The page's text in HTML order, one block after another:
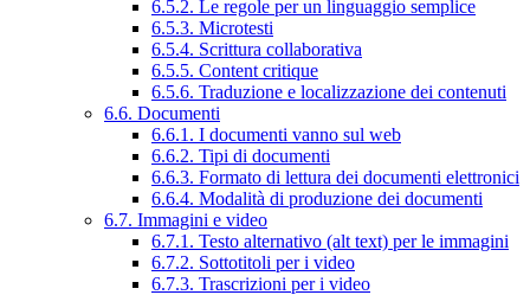
6.5.2. Le regole per un linguaggio semplice
6.5.3. Microtesti
6.5.4. Scrittura collaborativa
6.5.5. Content critique
6.5.6. Traduzione e localizzazione dei contenuti
6.6. Documenti
6.6.1. I documenti vanno sul web
6.6.2. Tipi di documenti
6.6.3. Formato di lettura dei documenti elettronici
6.6.4. Modalità di produzione dei documenti
6.7. Immagini e video
6.7.1. Testo alternativo (alt text) per le immagini
6.7.2. Sottotitoli per i video
6.7.3. Trascrizioni per i video